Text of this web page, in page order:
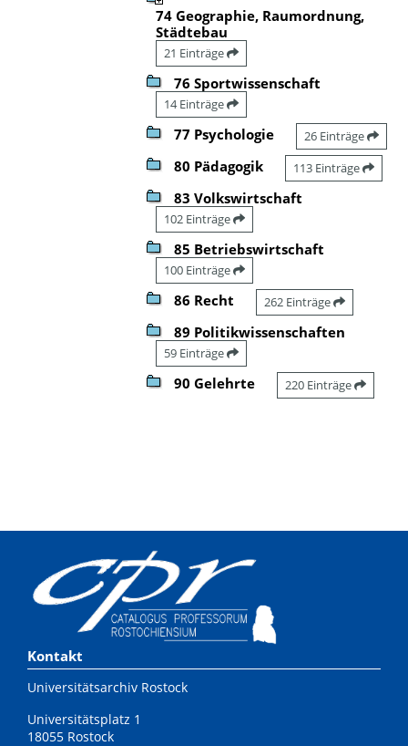
74 Geographie, Raumordnung,
Städtebau
21 Einträge
76 Sportwissenschaft
14 Einträge
77 Psychologie 26 Einträge
80 Pädagogik 113 Einträge
83 Volkswirtschaft
102 Einträge
85 Betriebswirtschaft
100 Einträge
86 Recht 262 Einträge
89 Politikwissenschaften
59 Einträge
90 Gelehrte 220 Einträge
Kontakt
Universitätsarchiv Rostock
Universitätsplatz 1
18055 Rostock